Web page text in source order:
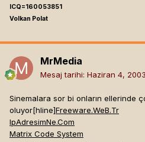
ICQ=160053851
Volkan Polat
MrMedia
Mesaj tarihi: Haziran 4, 2003
Sinemalara sor bi onların ellerinde
oluyor[hline]Freeware.WeB.Tr
IpAdresimNe.Com
Matrix Code System